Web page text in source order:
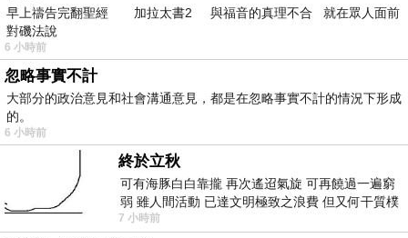
早上禱告完翻聖經 加拉太書2 與福音的真理不合 就在眾人面前
對磯法說
6 小時前
忽略事實不計
大部分的政治意見和社會溝通意見，都是在忽略事實不計的情況下形成
的。
6 小時前
終於立秋
可有海豚白白靠攏 再次遙迢氣旋 可再饒過一遍窮
弱 雖人間活動 已達文明極致之浪費 但又何干質樸
者 只能白白陪葬
7 小時前